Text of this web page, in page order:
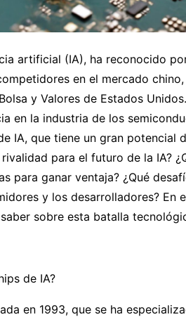
artificial (IA), ha reconocido
en el mercado chino,
y Valores de Estados
en la industria de los
IA, que tiene un gran potencial
para el futuro de la IA?
para ganar ventaja? ¿Qué
y los desarrolladores? En
sobre esta batalla
de IA?
en 1993, que se ha